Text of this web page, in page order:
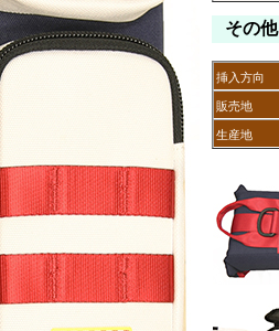
その他
挿入方向
販売地
生産地